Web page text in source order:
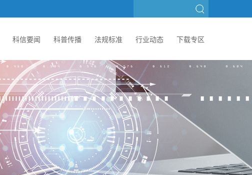
科信要闻 科普传播 法规标准 行业动态 下载专区